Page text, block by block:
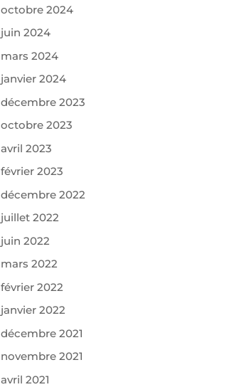
octobre 2024
juin 2024
mars 2024
janvier 2024
décembre 2023
octobre 2023
avril 2023
février 2023
décembre 2022
juillet 2022
juin 2022
mars 2022
février 2022
janvier 2022
décembre 2021
novembre 2021
avril 2021